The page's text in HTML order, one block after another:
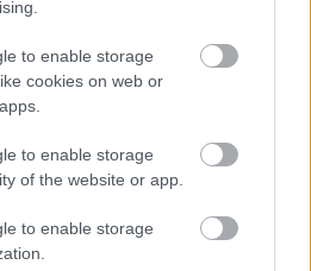
to enable storage
cookies on web or
to enable storage
of the website or app.
to enable storage